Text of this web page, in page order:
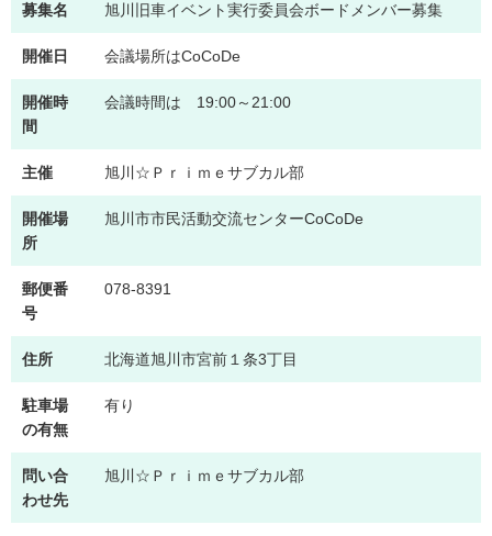
募集名 旭川旧車イベント実行委員会ボードメンバー募集
開催日 会議場所はCoCoDe
開催時
間
会議時間は 19:00～21:00
主催 旭川☆Ｐｒｉｍｅサブカル部
開催場
所
旭川市市民活動交流センターCoCoDe
郵便番
号
078-8391
住所 北海道旭川市宮前１条3丁目
駐車場
の有無
有り
問い合
わせ先
旭川☆Ｐｒｉｍｅサブカル部